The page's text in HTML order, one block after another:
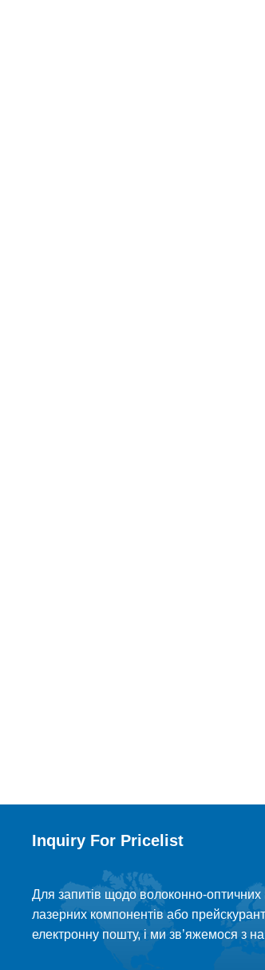
Inquiry For Pricelist
Для запитів щодо волоконно-оптичних
лазерних компонентів або
електронну пошту, і ми зв’яжемося з